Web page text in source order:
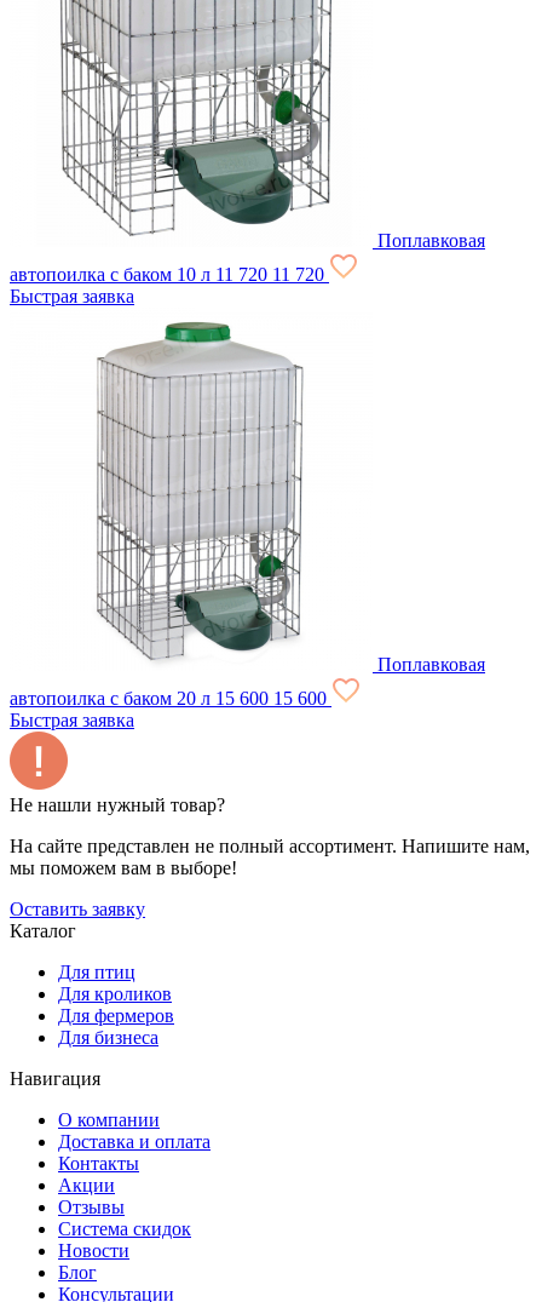
Поплавковая
автопоилка с баком 10 л 11 720 11 720
Быстрая заявка
Поплавковая
автопоилка с баком 20 л 15 600 15 600
Быстрая заявка
Не нашли нужный товар?
На сайте представлен не полный ассортимент. Напишите нам,
мы поможем вам в выборе!
Оставить заявку
Каталог
Для птиц
Для кроликов
Для фермеров
Для бизнеса
Навигация
О компании
Доставка и оплата
Контакты
Акции
Отзывы
Система скидок
Новости
Блог
Консультации